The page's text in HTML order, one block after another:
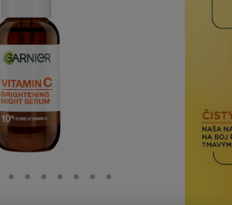
1
SLIDE 2
SLIDE 3
SLIDE 4
SLIDE 5
SLIDE 6
SLIDE 7
SLIDE 8